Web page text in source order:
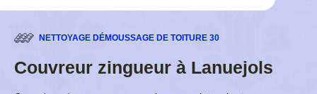
NETTOYAGE DÉMOUSSAGE DE TOITURE 30
Couvreur zingueur à Lanuejols